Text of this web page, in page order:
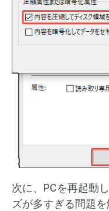
次に、PCを再起動
ズが多すぎる問題